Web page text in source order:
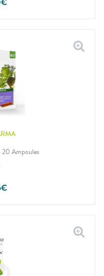
Ampoules
€